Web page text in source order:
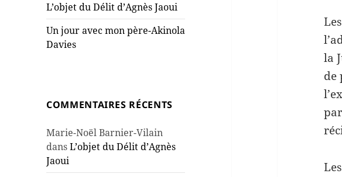
L’objet du Délit d’Agnès Jaoui
Un jour avec mon père-Akinola
Davies
COMMENTAIRES RÉCENTS
Marie-Noël Barnier-Vilain
dansL’objet du Délit d’Agnès
Jaoui
la
de